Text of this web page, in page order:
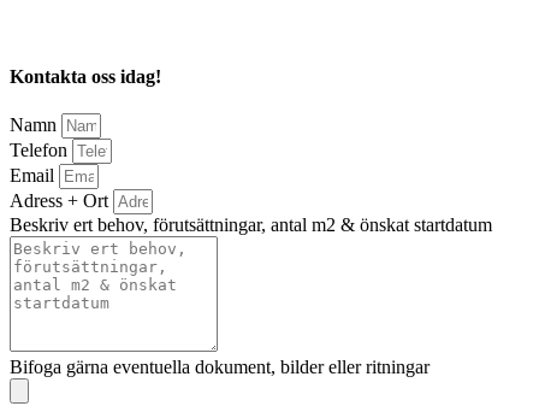
Kontakta oss idag!
Namn
Telefon
Email
Adress + Ort
Beskriv ert behov, förutsättningar, antal m2 & önskat startdatum
Bifoga gärna eventuella dokument, bilder eller ritningar